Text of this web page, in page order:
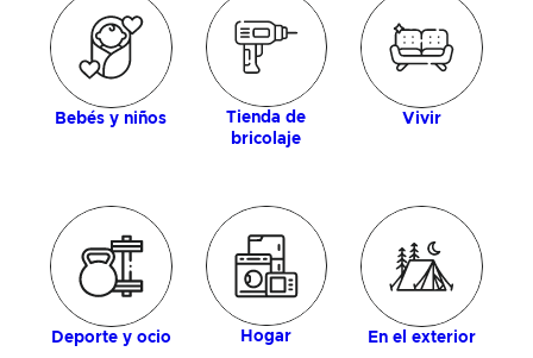
Bebés y niños
Tienda de
bricolaje
Vivir
Deporte y ocio Hogar En el exterior